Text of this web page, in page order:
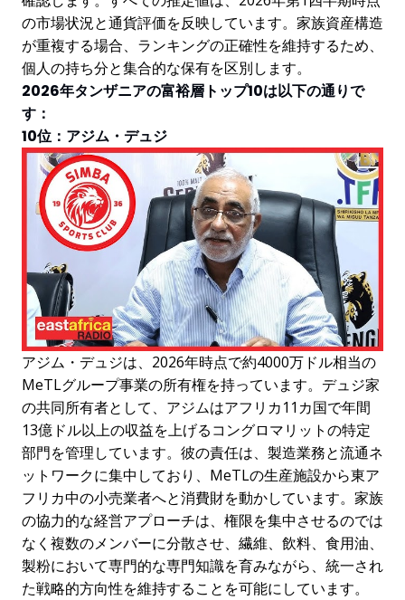
の市場状況と通貨評価を反映しています。家族資産構造
が重複する場合、ランキングの正確性を維持するため、
個人の持ち分と集合的な保有を区別します。
2026年タンザニアの富裕層トップ10は以下の通りで
す：
10位：アジム・デュジ
アジム・デュジは、2026年時点で約4000万ドル相当の
MeTLグループ事業の所有権を持っています。デュジ家
の共同所有者として、アジムはアフリカ11カ国で年間
13億ドル以上の収益を上げるコングロマリットの特定
部門を管理しています。彼の責任は、製造業務と流通ネ
ットワークに集中しており、MeTLの生産施設から東ア
フリカ中の小売業者へと消費財を動かしています。家族
の協力的な経営アプローチは、権限を集中させるのでは
なく複数のメンバーに分散させ、繊維、飲料、食用油、
製粉において専門的な専門知識を育みながら、統一され
た戦略的方向性を維持することを可能にしています。